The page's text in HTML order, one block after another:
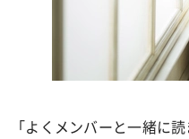
「よくメンバーと一緒に